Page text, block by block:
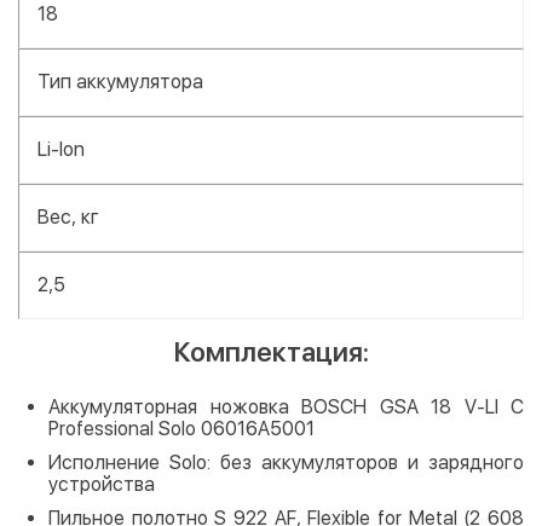
18
Тип аккумулятора
Li-Ion
Вес, кг
2,5
Комплектация:
Аккумуляторная ножовка BOSCH GSA 18 V-LI C
Professional Solo 06016A5001
Исполнение Solo: без аккумуляторов и зарядного
устройства
Пильное полотно S 922 AF, Flexible for Metal (2 608